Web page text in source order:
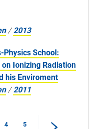
/2013
Physics School:
Ionizing Radiation
his Enviroment
/2011
4 5